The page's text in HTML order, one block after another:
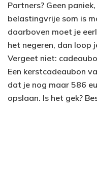
Partners? Geen
belastingvrije som is
daarboven moet je
het negeren, dan loop
Vergeet niet:
Een kerstcadeaubon
dat je nog maar 586
opslaan. Is het gek?